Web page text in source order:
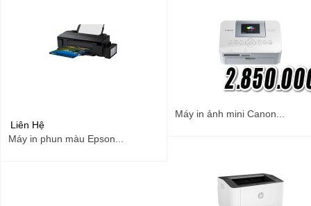
Liên Hệ
Máy in phun màu Epson...
Máy in ảnh mini Canon...